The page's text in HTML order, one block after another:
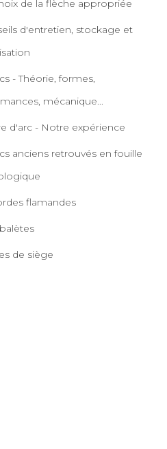
de la flèche appropriée
d'entretien, stockage et
- Théorie, formes,
mécanique...
d'arc - Notre expérience
anciens retrouvés en fouille
flamandes
de siège